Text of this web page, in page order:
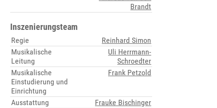
Brandt
Inszenierungsteam
Regie
Reinhard Simon
Musikalische
Leitung
Uli Herrmann-
Schroedter
Musikalische
Einstudierung und
Einrichtung
Frank Petzold
Ausstattung
Frauke Bischinger